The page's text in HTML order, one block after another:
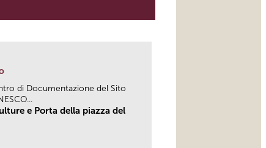
di Documentazione del Sito
e Porta della piazza del